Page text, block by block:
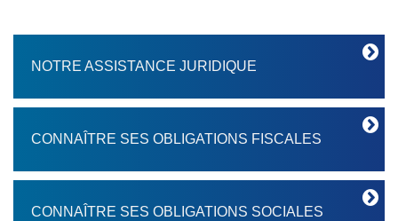
NOTRE ASSISTANCE JURIDIQUE
CONNAÎTRE SES OBLIGATIONS FISCALES
CONNAÎTRE SES OBLIGATIONS SOCIALES